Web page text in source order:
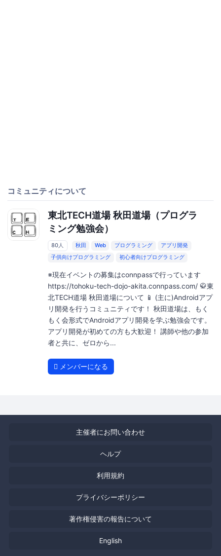
コミュニティについて
東北TECH道場 秋田道場（プログラ
ミング勉強会）
80人 秋田 Web プログラミング
アプリ開発
子供向けプログラミング
初心者向けプログラミング
※現在イベントの募集はconnpassで行っています
https://tohoku-tech-dojo-akita.connpass.com/ 🥋東
北TECH道場 秋田道場について 📱 (主に)Androidアプ
リ開発を行うコミュニティです！ 秋田道場は、もく
もく会形式でAndroidアプリ開発を学ぶ勉強会です。
アプリ開発が初めての方も大歓迎！ 講師や他の参加
者と共に、ゼロから...
メンバーになる
主催者にお問い合わせ
ヘルプ
利用規約
プライバシーポリシー
著作権侵害の報告について
English